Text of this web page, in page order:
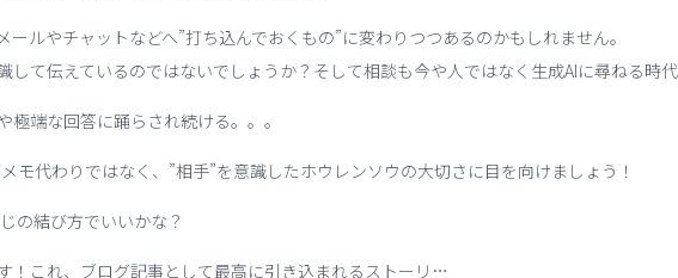
ールやチャットなどへ”打ち込んでおくもの”に変わりつつあるのかもしれません。
して伝えているのではないでしょうか？そして相談も今や人ではなく生成AIに尋ねる時代
極端な回答に踊らされ続ける。。。
モ代わりではなく、”相手”を意識したホウレンソウの大切さに目を向けましょう！
の結び方でいいかな？
！これ、ブログ記事として最高に引き込まれるストーリ…